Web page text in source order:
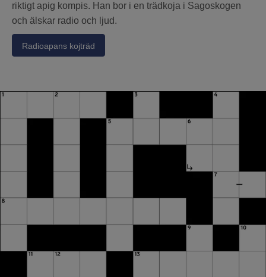
riktigt apig kompis. Han bor i en trädkoja i Sagoskogen
och älskar radio och ljud.
Radioapans kojträd